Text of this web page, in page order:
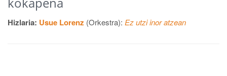
Hizlaria: Usue Lorenz (Orkestra): Ez utzi inor atzean